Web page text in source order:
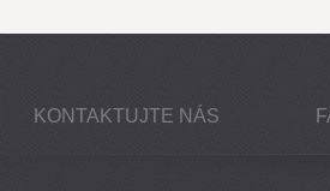
KONTAKTUJTE NÁS